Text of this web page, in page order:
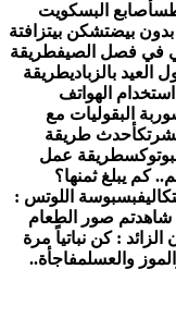
أصابع البسكويت
بدون بيضتشكن بيتزا فتة
في فصل الصيفطريقة
العيد بالزباديطريقة
الهواتف
البقوليات مع
أحدث طريقة
طريقة عمل
كم يبلغ ثمنها؟
بسبوسة اللوتس :
صور الطعام
الزائد : كن نباتياً مرة
والعسلمفاجأة..